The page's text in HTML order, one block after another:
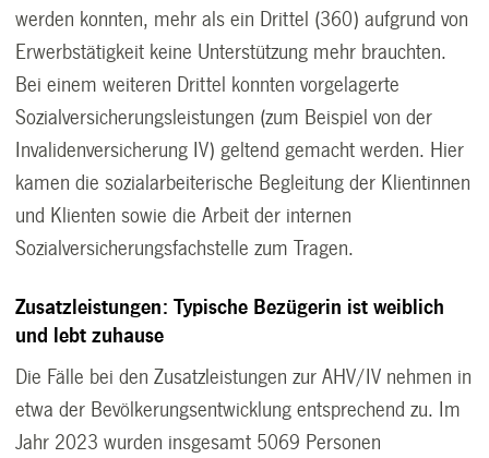
werden konnten, mehr als ein Drittel (360) aufgrund von
Erwerbstätigkeit keine Unterstützung mehr brauchten.
Bei einem weiteren Drittel konnten vorgelagerte
Sozialversicherungsleistungen (zum Beispiel von der
Invalidenversicherung IV) geltend gemacht werden. Hier
kamen die sozialarbeiterische Begleitung der Klientinnen
und Klienten sowie die Arbeit der internen
Sozialversicherungsfachstelle zum Tragen.
Zusatzleistungen: Typische Bezügerin ist weiblich
und lebt zuhause
Die Fälle bei den Zusatzleistungen zur AHV/IV nehmen in
etwa der Bevölkerungsentwicklung entsprechend zu. Im
Jahr 2023 wurden insgesamt 5069 Personen